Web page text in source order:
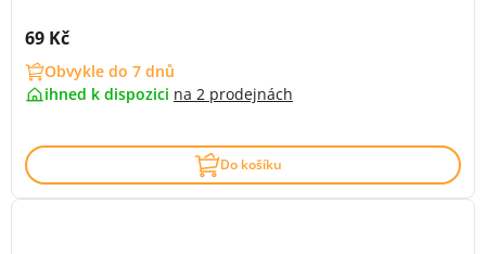
Cena s DPH:
69 Kč
Obvykle do 7 dnů
ihned k dispozici na 2 prodejnách
Do košíku